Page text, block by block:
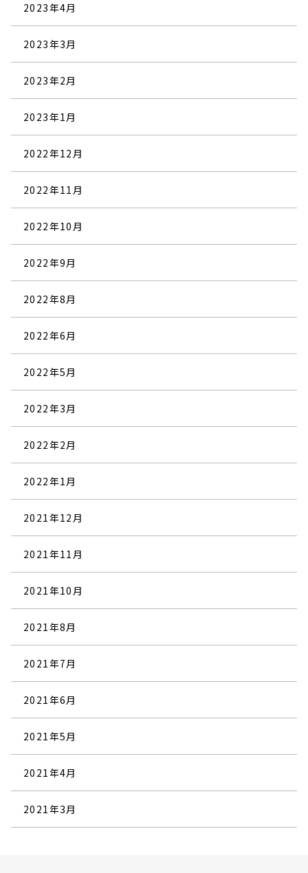
2023年4月
2023年3月
2023年2月
2023年1月
2022年12月
2022年11月
2022年10月
2022年9月
2022年8月
2022年6月
2022年5月
2022年3月
2022年2月
2022年1月
2021年12月
2021年11月
2021年10月
2021年8月
2021年7月
2021年6月
2021年5月
2021年4月
2021年3月